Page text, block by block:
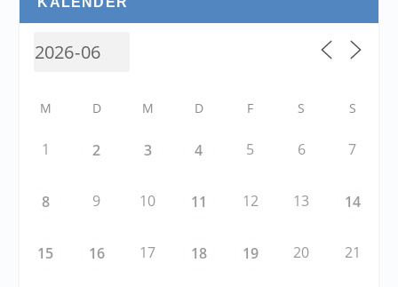
M D M D F S S
1 2 3 4 5 6 7
8 9 10 11 12 13 14
15 16 17 18 19 20 21